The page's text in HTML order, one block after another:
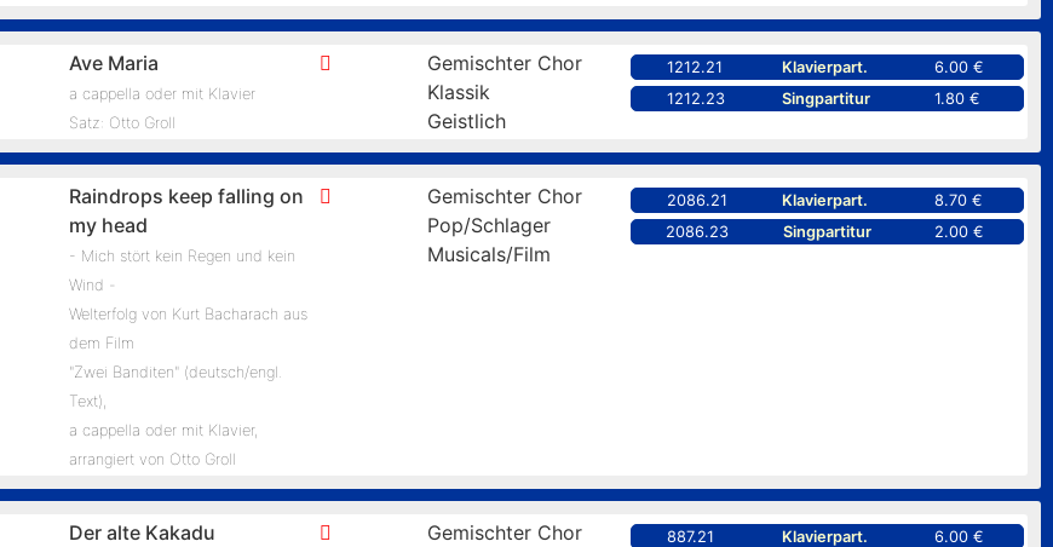
Ave Maria
a cappella oder mit Klavier
Satz: Otto Groll
Gemischter Chor
Klassik
Geistlich
1212.21 Klavierpart.
6.00 €
1212.23
Singpartitur 1.80 €
Raindrops keep falling on
my head
- Mich stört kein Regen und kein
Wind -
Welterfolg von Kurt Bacharach aus
dem Film
"Zwei Banditen" (deutsch/engl.
Text),
a cappella oder mit Klavier,
arrangiert von Otto Groll
Gemischter Chor
Pop/Schlager
Musicals/Film
2086.21 Klavierpart.
8.70 €
2086.23
Singpartitur 2.00 €
Der alte Kakadu
Gemischter Chor
887.21 Klavierpart.
6.00 €